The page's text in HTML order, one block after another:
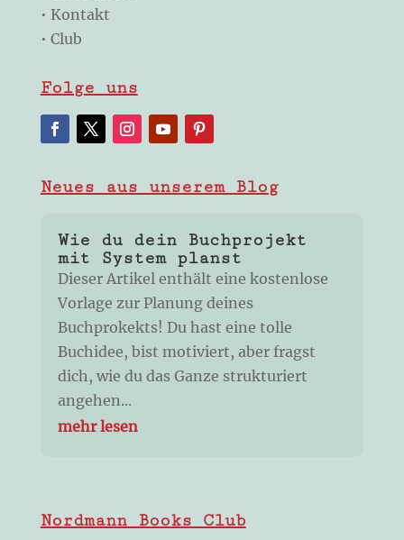
• Kontakt
• Club
Folge uns
Neues aus unserem Blog
Wie du dein Buchprojekt
mit System planst
Dieser Artikel enthält eine kostenlose
Vorlage zur Planung deines
Buchprokekts! Du hast eine tolle
Buchidee, bist motiviert, aber fragst
dich, wie du das Ganze strukturiert
angehen...
mehr lesen
Nordmann Books Club